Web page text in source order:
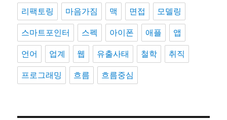
리팩토링 마음가짐 맥 면접 모델링
스마트포인터 스펙 아이폰 애플 앱
언어 업계 웹 유출사태 철학 취직
프로그래밍 흐름 흐름중심